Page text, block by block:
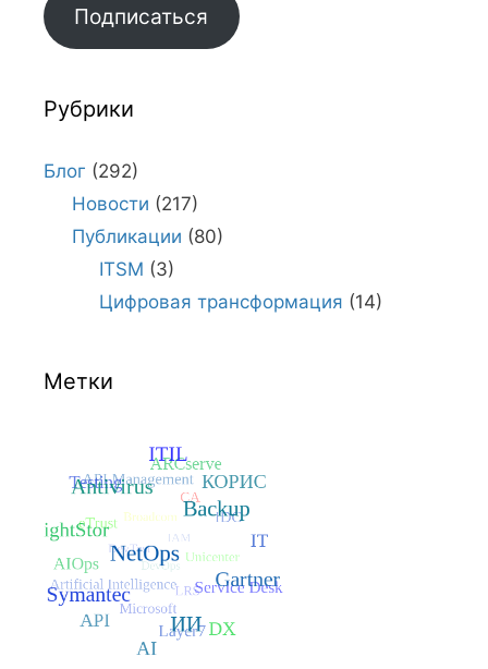
Подписаться
Рубрики
Блог (292)
Новости (217)
Публикации (80)
ITSM (3)
Цифровая трансформация (14)
Метки